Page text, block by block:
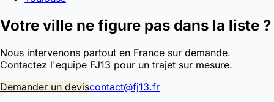
Votre ville ne figure pas dans la liste ?
Nous intervenons partout en France sur demande.
Contactez l'equipe FJ13 pour un trajet sur mesure.
Demander un deviscontact@fj13.fr